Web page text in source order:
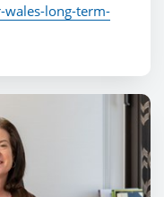
long-term-